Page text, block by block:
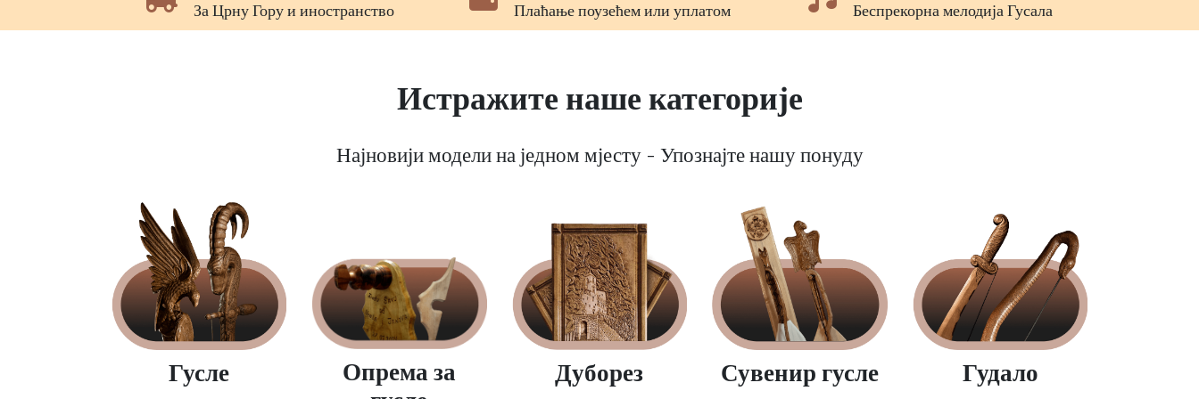
Плаћање поузећем или уплатом
Беспрекорна мелодија Гусала
Ми чувамо породичну традицију
Истражите наше категорије
Најновији модели на једном мјесту - Упознајте нашу понуду
Гусле Опрема за Дуборез Сувенир гусле Гудало